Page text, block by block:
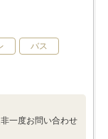
バス
一度お問い合わせ